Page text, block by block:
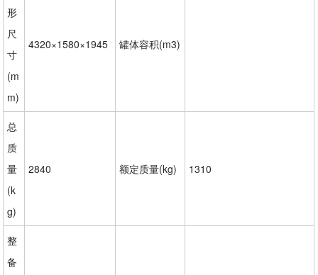
形
尺
寸
(m
m)
4320×1580×1945 罐体容积(m3)
总
质
量
(k
g)
2840 额定质量(kg) 1310
整
备